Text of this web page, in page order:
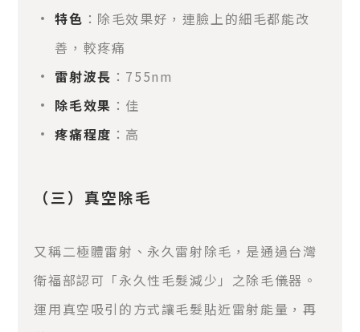
特色 ：除毛效果好，連臉上的細毛都能改
善，較疼痛
雷射波長 ：755nm
除毛效果 ：佳
疼痛程度 ：高
（三）真空除毛
又稱二極體雷射、永久雷射除毛，是通過台灣
衛福部認可「永久性毛髮減少」之除毛儀器。
運用真空吸引的方式讓毛髮貼近雷射能量，再